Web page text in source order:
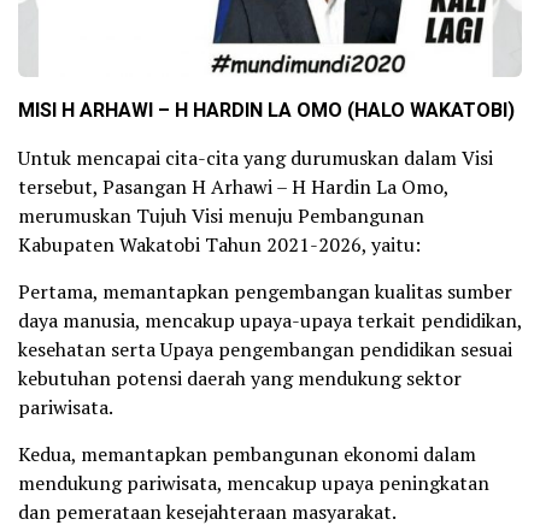
MISI H ARHAWI – H HARDIN LA OMO (HALO WAKATOBI)
Untuk mencapai cita-cita yang durumuskan dalam Visi
tersebut, Pasangan H Arhawi – H Hardin La Omo,
merumuskan Tujuh Visi menuju Pembangunan
Kabupaten Wakatobi Tahun 2021-2026, yaitu:
Pertama, memantapkan pengembangan kualitas sumber
daya manusia, mencakup upaya-upaya terkait pendidikan,
kesehatan serta Upaya pengembangan pendidikan sesuai
kebutuhan potensi daerah yang mendukung sektor
pariwisata.
Kedua, memantapkan pembangunan ekonomi dalam
mendukung pariwisata, mencakup upaya peningkatan
dan pemerataan kesejahteraan masyarakat.